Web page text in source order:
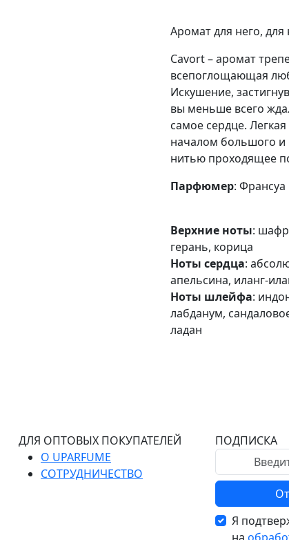
Аромат для него,
Cavort – аромат
всепоглощающая
Искушение,
вы меньше всего
самое сердце.
началом большого и
нитью проходящее
Парфюмер:
Верхние ноты:
герань, корица
Ноты сердца:
апельсина, иланг-
Ноты шлейфа:
лабданум,
ладан
ДЛЯ ОПТОВЫХ ПОКУПАТЕЛЕЙ
О UPARFUME
СОТРУДНИЧЕСТВО
ПОДПИСКА
Я